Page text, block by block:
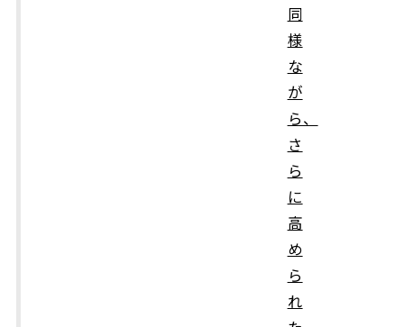
同
様
な
が
ら、
さ
ら
に
高
め
ら
れ